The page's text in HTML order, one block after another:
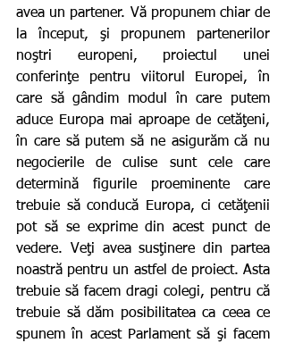
avea un partener. Vă propunem chiar de
la început, şi propunem partenerilor
noştri europeni, proiectul unei
conferinţe pentru viitorul Europei, în
care să gândim modul în care putem
aduce Europa mai aproape de cetăţeni,
în care să putem să ne asigurăm că nu
negocierile de culise sunt cele care
determină figurile proeminente care
trebuie să conducă Europa, ci cetăţenii
pot să se exprime din acest punct de
vedere. Veţi avea susţinere din partea
noastră pentru un astfel de proiect. Asta
trebuie să facem dragi colegi, pentru că
trebuie să dăm posibilitatea ca ceea ce
spunem în acest Parlament să şi facem